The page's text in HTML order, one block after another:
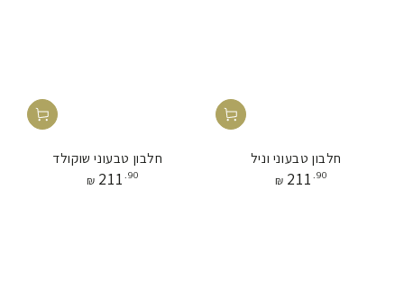
חלבון טבעוני וניל
מחיר
₪ 211 .90
חלבון טבעוני שוקולד
מחיר
₪ 211 .90